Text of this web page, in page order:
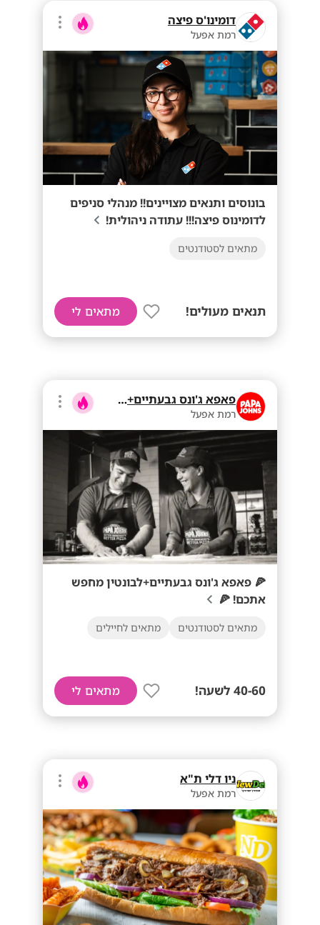
דומינו'ס פיצה
רמת אפעל
בונוסים ותנאים מצויינים!! מנהלי סניפים
לדומינוס פיצה!!! עתודה ניהולית!
מתאים לסטודנטים
תנאים מעולים! מתאים לי
פאפא ג'ונס גבעתיים+לבונטין
רמת אפעל
🍕 פאפא ג'ונס גבעתיים+לבונטין מחפש
אתכם! 🍕
מתאים לסטודנטים מתאים לחיילים
40-60 לשעה! מתאים לי
ניו דלי ת"א
רמת אפעל